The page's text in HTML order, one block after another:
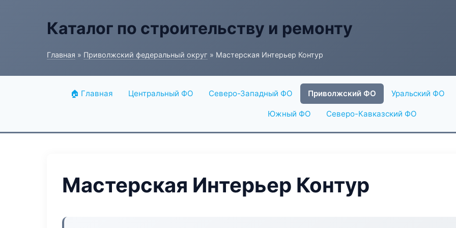
Каталог по строительству и ремонту
Главная » Приволжский федеральный округ » Мастерская Интерьер Контур
🏠 Главная Центральный ФО Северо-Западный ФО Приволжский ФО Уральский ФО
Южный ФО Северо-Кавказский ФО
Мастерская Интерьер Контур